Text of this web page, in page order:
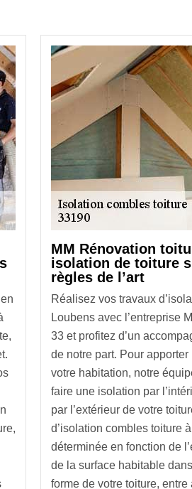
MM Rénovation
isolation de toiture
règles de l’art
Réalisez vos travaux
Loubens avec l’entreprise
33 et profitez d’un
de notre part. Pour
votre habitation, notre
faire une isolation par
par l’extérieur de votre
d’isolation combles toiture
déterminée en fonction de
de la surface habitable
forme de votre toiture, entre